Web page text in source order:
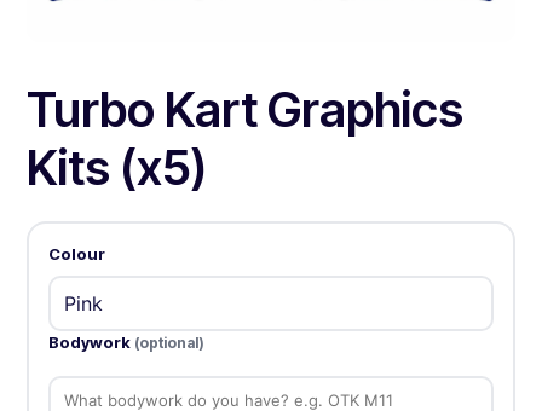
Turbo Kart Graphics
Kits (x5)
Colour
Bodywork (optional)